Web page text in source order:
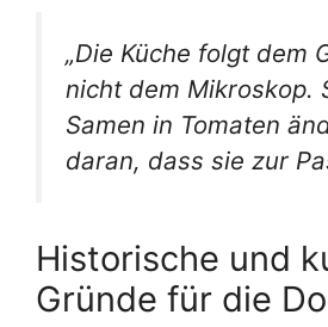
„Die Küche folgt dem
nicht dem Mikroskop.
Samen in Tomaten
daran, dass sie zur
Historische und
Gründe für die